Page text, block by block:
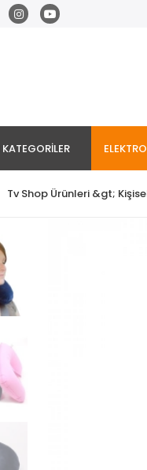
Tv Shop Ürünleri &gt;